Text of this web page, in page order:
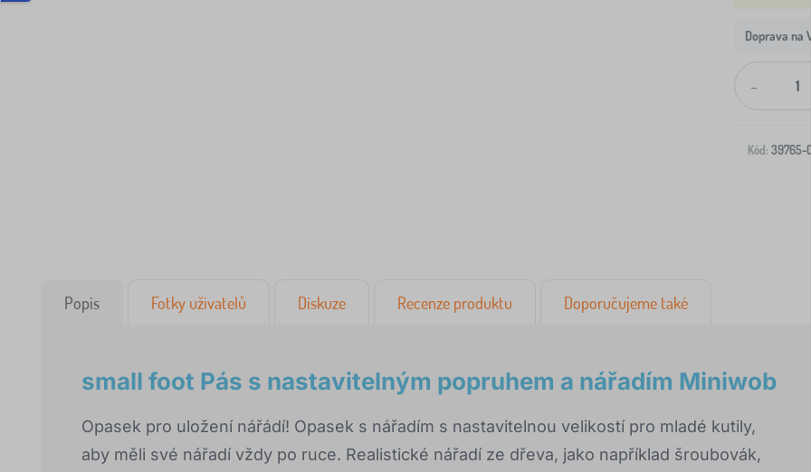
Doprava na
-
Kód: 39765-
Popis Fotky uživatelů Diskuze Recenze produktu Doporučujeme také
small foot Pás s nastavitelným popruhem a nářadím Miniwob
Opasek pro uložení nářádí! Opasek s nářadím s nastavitelnou velikostí pro mladé kutily,
aby měli své nářadí vždy po ruce. Realistické nářadí ze dřeva, jako například šroubovák,